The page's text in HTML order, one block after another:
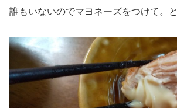
誰もいないのでマヨネーズをつけて。と